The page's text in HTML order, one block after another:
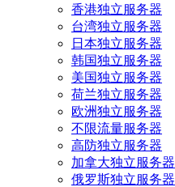
香港独立服务器
台湾独立服务器
日本独立服务器
韩国独立服务器
美国独立服务器
荷兰独立服务器
欧洲独立服务器
不限流量服务器
高防独立服务器
加拿大独立服务器
俄罗斯独立服务器